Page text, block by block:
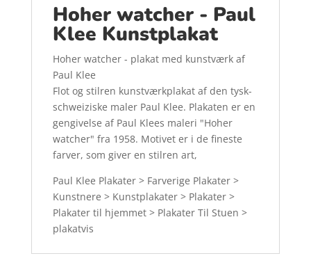
Hoher watcher - Paul
Klee Kunstplakat
Hoher watcher - plakat med kunstværk af
Paul Klee
Flot og stilren kunstværkplakat af den tysk-
schweiziske maler Paul Klee. Plakaten er en
gengivelse af Paul Klees maleri "Hoher
watcher" fra 1958. Motivet er i de fineste
farver, som giver en stilren art,
Paul Klee Plakater > Farverige Plakater >
Kunstnere > Kunstplakater > Plakater >
Plakater til hjemmet > Plakater Til Stuen >
plakatvis